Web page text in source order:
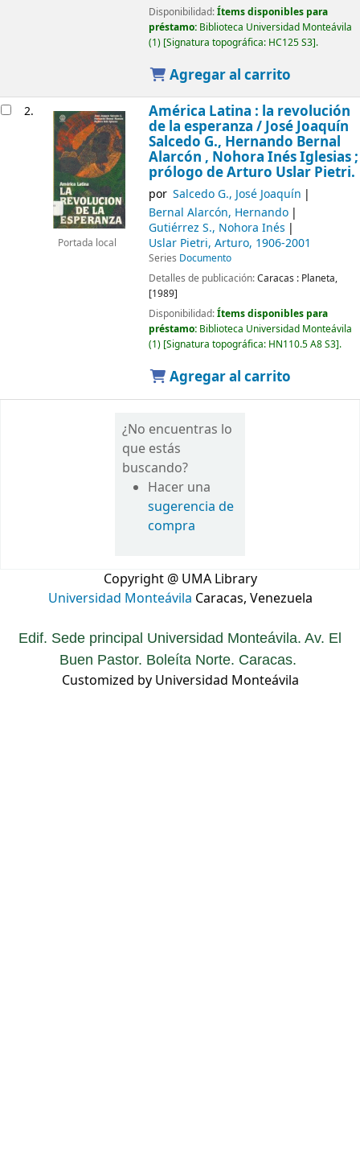
Disponibilidad:Ítems disponibles para
préstamo: Biblioteca Universidad Monteávila
(1) Signatura topográfica: HC125 S3 .
Agregar al carrito
2.
Portada local
América Latina : la revolución
de la esperanza /José Joaquín
Salcedo G., Hernando Bernal
Alarcón , Nohora Inés Iglesias ;
prólogo de Arturo Uslar Pietri.
por Salcedo G., José Joaquín
Bernal Alarcón, Hernando
Gutiérrez S., Nohora Inés
Uslar Pietri, Arturo, 1906-2001
Series Documento
Detalles de publicación:Caracas : Planeta,
[1989]
Disponibilidad:Ítems disponibles para
préstamo: Biblioteca Universidad Monteávila
(1) Signatura topográfica: HN110.5 A8 S3 .
Agregar al carrito
¿No encuentras lo
que estás
buscando?
Hacer una
sugerencia de
compra
Copyright @ UMA Library
Universidad Monteávila Caracas, Venezuela
Edif. Sede principal Universidad Monteávila. Av. El
Buen Pastor. Boleíta Norte. Caracas.
Customized by Universidad Monteávila